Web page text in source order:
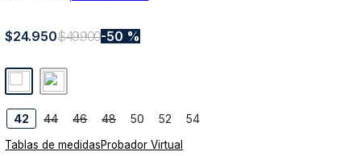
$24.950$49.900 50 %
42 44 46 48 50 52 54
Tablas de medidasProbador Virtual
6.
jeans
8.
chaqueta
9.
poleron
10. abrigo